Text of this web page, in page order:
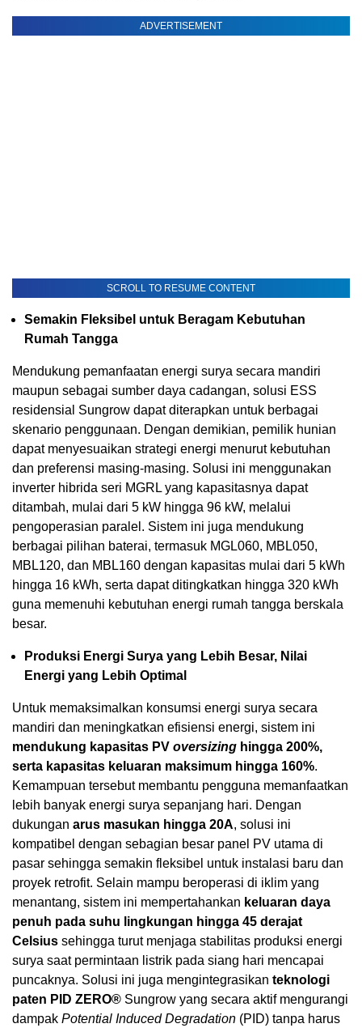
ADVERTISEMENT
SCROLL TO RESUME CONTENT
Semakin Fleksibel untuk Beragam Kebutuhan
Rumah Tangga
Mendukung pemanfaatan energi surya secara mandiri
maupun sebagai sumber daya cadangan, solusi ESS
residensial Sungrow dapat diterapkan untuk berbagai
skenario penggunaan. Dengan demikian, pemilik hunian
dapat menyesuaikan strategi energi menurut kebutuhan
dan preferensi masing-masing. Solusi ini menggunakan
inverter hibrida seri MGRL yang kapasitasnya dapat
ditambah, mulai dari 5 kW hingga 96 kW, melalui
pengoperasian paralel. Sistem ini juga mendukung
berbagai pilihan baterai, termasuk MGL060, MBL050,
MBL120, dan MBL160 dengan kapasitas mulai dari 5 kWh
hingga 16 kWh, serta dapat ditingkatkan hingga 320 kWh
guna memenuhi kebutuhan energi rumah tangga berskala
besar.
Produksi Energi Surya yang Lebih Besar, Nilai
Energi yang Lebih Optimal
Untuk memaksimalkan konsumsi energi surya secara
mandiri dan meningkatkan efisiensi energi, sistem ini
mendukung kapasitas PV oversizing hingga 200%,
serta kapasitas keluaran maksimum hingga 160%.
Kemampuan tersebut membantu pengguna memanfaatkan
lebih banyak energi surya sepanjang hari. Dengan
dukungan arus masukan hingga 20A, solusi ini
kompatibel dengan sebagian besar panel PV utama di
pasar sehingga semakin fleksibel untuk instalasi baru dan
proyek retrofit. Selain mampu beroperasi di iklim yang
menantang, sistem ini mempertahankan keluaran daya
penuh pada suhu lingkungan hingga 45 derajat
Celsius sehingga turut menjaga stabilitas produksi energi
surya saat permintaan listrik pada siang hari mencapai
puncaknya. Solusi ini juga mengintegrasikan teknologi
paten PID ZERO® Sungrow yang secara aktif mengurangi
dampak Potential Induced Degradation (PID) tanpa harus